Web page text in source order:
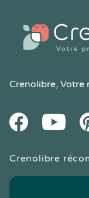
Crenolibre, Votre
FacebookYoutube
Crenolibre